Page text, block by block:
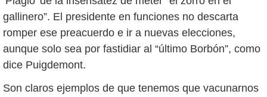
gallinero”. El presidente en funciones no descarta
romper ese preacuerdo e ir a nuevas elecciones,
aunque solo sea por fastidiar al “último Borbón”, como
dice Puigdemont.
Son claros ejemplos de que tenemos que vacunarnos